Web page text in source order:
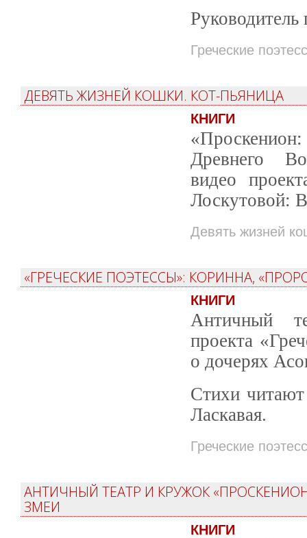
Руководитель
Греческие
ДЕВЯТЬ ЖИЗНЕЙ КОШКИ. КОТ-ПЬЯНИЦА
КНИГИ
Древнего
видео
Лоскутовой:
Девять жизней
«ГРЕЧЕСКИЕ ПОЭТЕССЫ»: КОРИННА,
КНИГИ
Античный
проекта
о дочерях
Стихи
Ласкавая.
Греческие
АНТИЧНЫЙ ТЕАТР И КРУЖОК
ЗМЕИ
КНИГИ